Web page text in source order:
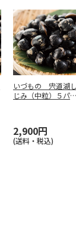
いづもの 宍道湖し
じみ（中粒）５パッ
2,900円
(送料・税込)